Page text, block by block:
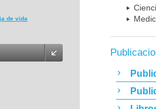
de vida